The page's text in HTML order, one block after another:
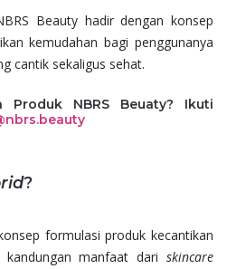
Beauty hadir dengan konsep
kemudahan bagi penggunanya
cantik sekaligus sehat.
Produk NBRS Beuaty? Ikuti
?
formulasi produk kecantikan
manfaat dari skincare